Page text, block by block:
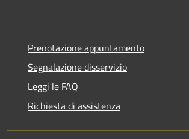
Prenotazione appuntamento
Segnalazione disservizio
Leggi le FAQ
Richiesta di assistenza